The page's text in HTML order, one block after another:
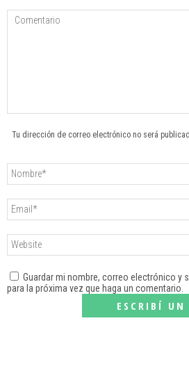
Tu dirección de correo electrónico no será
Guardar mi nombre, correo electrónico y
para la próxima vez que haga un comentario.